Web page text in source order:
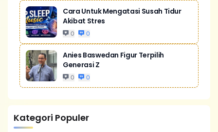
Cara Untuk Mengatasi Susah Tidur
Akibat Stres
0 0
Anies Baswedan Figur Terpilih
Generasi Z
0 0
Kategori Populer